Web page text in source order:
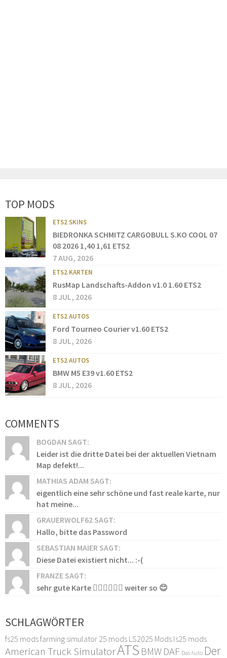
TOP MODS
ETS2 SKINS
BIEDRONKA SCHMITZ CARGOBULL S.KO COOL 07
08 2026 1,40 1,61 ETS2
7 AUG, 2026
ETS2 KARTEN
RusMap Landschafts-Addon v1.0 1.60 ETS2
8 JUL, 2026
ETS2 AUTOS
Ford Tourneo Courier v1.60 ETS2
8 JUL, 2026
ETS2 AUTOS
BMW M5 E39 v1.60 ETS2
8 JUL, 2026
COMMENTS
BOGDAN SAGT:
Leider ist die dritte Datei bei der aktuellen Vietnam
Map defekt!...
MATHIAS ADAM SAGT:
eigentlich eine sehr schöne und fast reale karte, nur
hat meine...
GRAUERWOLF62 SAGT:
Hallo, bitte das Password
SEBASTIAN MAIER SAGT:
Diese Datei existiert nicht... :-(
FRANZE SAGT:
sehr gute Karte 👍🏻👍🏻👍🏻 weiter so 😊
SCHLAGWÖRTER
fs25 modsfarming simulator 25 mods LS2025 Mods ls25 mods
American Truck SimulatorATS BMW DAF Das Auto Der